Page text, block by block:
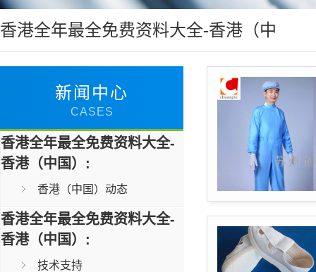
香港全年最全免费资料大全-香港（中
国）:答疑解惑
新闻中心
CASES
香港全年最全免费资料大全-
香港（中国）:
香港（中国）动态
香港全年最全免费资料大全-
香港（中国）:
技术支持